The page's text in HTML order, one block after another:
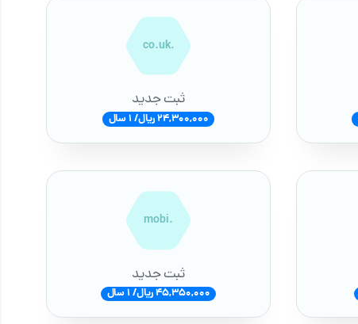
.co.uk
ثبت جدید
24,300,000 ریال/ 1 سال
.mobi
ثبت جدید
45,350,000 ریال/ 1 سال